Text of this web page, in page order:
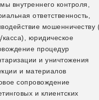
внутреннего контроля,
ответственность,
мошенничеству
касса), юридическое
процедур
и уничтожения
и материалов
сопровождение
и клиентских